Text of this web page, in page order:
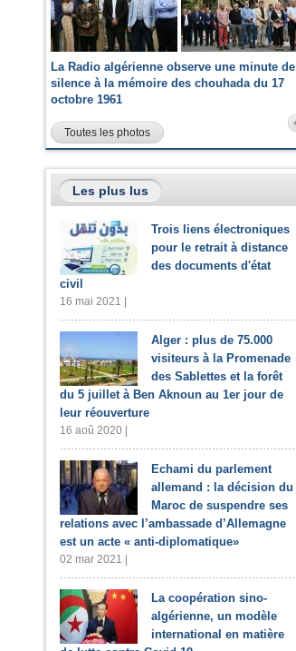
La Radio algérienne observe une minute de
silence à la mémoire des chouhada du 17
octobre 1961
Toutes les photos
Les plus lus
Trois liens électroniques
pour le retrait à distance
des documents d'état
civil
16 mai 2021 |
Alger : plus de 75.000
visiteurs à la Promenade
des Sablettes et la forêt
du 5 juillet à Ben Aknoun au 1er jour de
leur réouverture
16 aoû 2020 |
Echami du parlement
allemand : la décision du
Maroc de suspendre ses
relations avec l’ambassade d’Allemagne
est un acte « anti-diplomatique»
02 mar 2021 |
La coopération sino-
algérienne, un modèle
international en matière